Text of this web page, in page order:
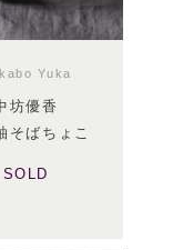
Yuka
坊優香
そばちょこ
SOLD